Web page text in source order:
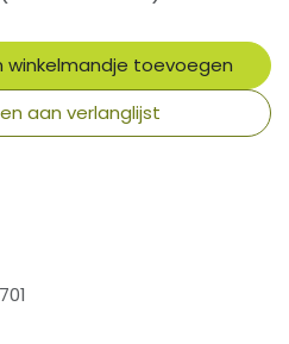
winkelmandje toevoegen
aan verlanglijst